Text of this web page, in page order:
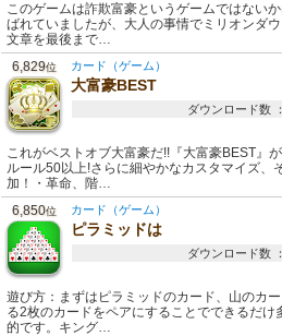
このゲームは詐欺富豪というゲームではない
ばれていましたが、大人の事情でミリオンダ
文章を最後まで…
6,829位 カード（ゲーム）
大富豪BEST
ダウンロード数
これがベストオブ大富豪だ!!『大富豪BEST』
ルール50以上!さらに細やかなカスタマイズ、
加！・革命、階…
6,850位 カード（ゲーム）
ピラミッドは
ダウンロード数
遊び方：まずはピラミッドのカード、山のカ
る2枚のカードをペアにすることでできるだけ
的です。キング…